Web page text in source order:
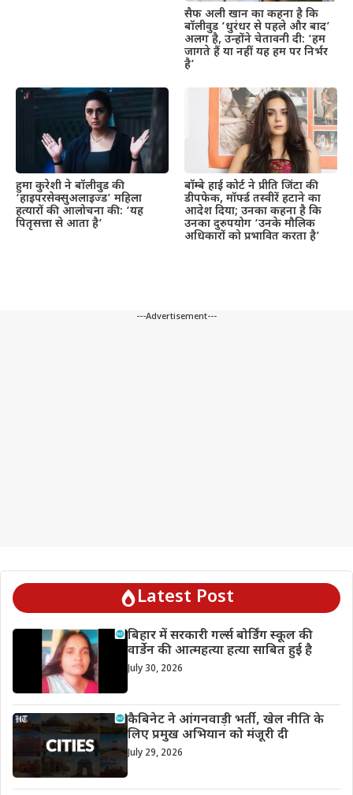
सैफ अली खान का कहना है कि
बॉलीवुड ‘धुरंधर से पहले और बाद’
अलग है, उन्होंने चेतावनी दी: ‘हम
जागते हैं या नहीं यह हम पर निर्भर
है’
हुमा कुरेशी ने बॉलीवुड की
‘हाइपरसेक्सुअलाइज्ड’ महिला
हत्यारों की आलोचना की: ‘यह
पितृसत्ता से आता है’
बॉम्बे हाई कोर्ट ने प्रीति जिंटा की
डीपफेक, मॉर्फ्ड तस्वीरें हटाने का
आदेश दिया; उनका कहना है कि
उनका दुरुपयोग ‘उनके मौलिक
अधिकारों को प्रभावित करता है’
---Advertisement---
Latest Post
बिहार में सरकारी गर्ल्स बोर्डिंग स्कूल की
वार्डेन की आत्महत्या हत्या साबित हुई है
July 30, 2026
कैबिनेट ने आंगनवाड़ी भर्ती, खेल नीति के
लिए प्रमुख अभियान को मंजूरी दी
July 29, 2026